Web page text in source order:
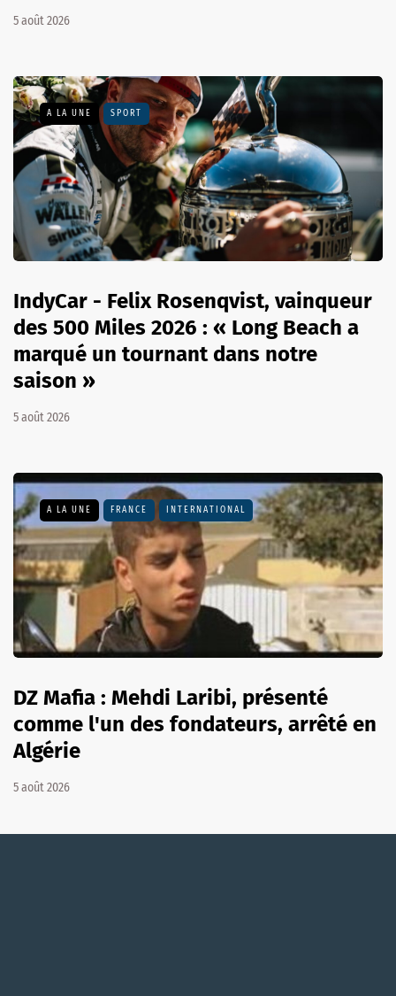
5 août 2026
A LA UNE SPORT
IndyCar - Felix Rosenqvist, vainqueur
des 500 Miles 2026 : « Long Beach a
marqué un tournant dans notre
saison »
5 août 2026
A LA UNE FRANCE INTERNATIONAL
DZ Mafia : Mehdi Laribi, présenté
comme l'un des fondateurs, arrêté en
Algérie
5 août 2026